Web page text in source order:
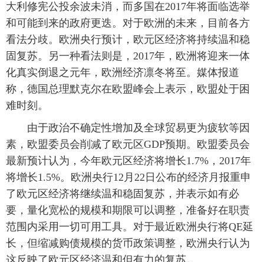
图片 视频 彩票 食品
旅游 健康 信息化 数据
金融 公益 军事 无人机
富媒体 摄影 新华广播
新华电视中文 新华电视英文 返回PC
大利修宪公投余波未消，而多国在2017年将面临选举
和可能到来的政府更迭。对于欧洲的未来，目前各方
看法分歧。欧洲央行预计，欧元区经济将持续温和稳
固复苏。另一种看法则是，2017年，欧洲将迎来一体
化真实倒退之元年，欧洲经济凛冬将至。媒体报道
称，德国总理默克尔在欧盟峰会上表示，欧盟处于困
难时刻。
由于政治不确定性增加及全球贸易更为疲软等因
素，欧盟委员会削减了欧元区GDP预期。欧盟委员会
最新预计认为，今年欧元区经济将增长1.7%，2017年
将增长1.5%。欧洲央行12月22日公布的经济月报重申
了欧元区经济将继续温和稳固复苏，并表示如有必
要，量化宽松的规模和期限可以调整，准备好在职责
范围内采用一切可用工具。对于最近欧洲央行将QE延
长，但缩减购债规模的货币政策调整，欧洲央行认为
这反映了欧元区经济温和但有力的复苏。